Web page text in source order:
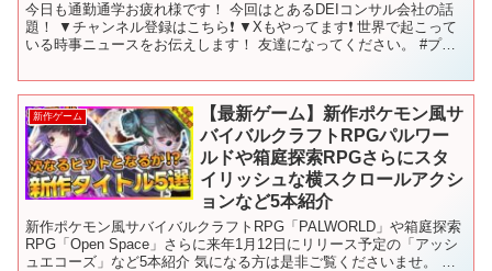
今日も通勤通学お疲れ様です！ 今回はとあるDEIコンサル会社の話
題！ ▼チャンネル登録はこちら❗️ ▼Xもやってます❗️ 世界で起こって
いる時事ニュースをお伝えします！ 友達になってください。 #プク
新作ゲーム
【最新ゲーム】新作ポケモン風サ
バイバルクラフトRPGパルワー
ルドや箱庭探索RPGさらにスタ
イリッシュな横スクロールアクシ
ョンなど5本紹介
新作ポケモン風サバイバルクラフトRPG「PALWORLD」や箱庭探索
RPG「Open Space」さらに来年1月12日にリリース予定の「アッシ
ュエコーズ」など5本紹介 気になる方は是非ご覧くださいませ。 チ